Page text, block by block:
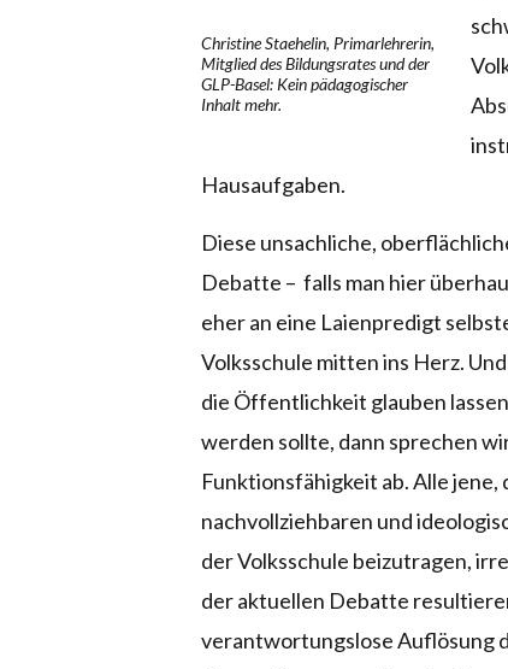
Christine Staehelin, Primarlehrerin,
Mitglied des Bildungsrates und der
GLP-Basel: Kein pädagogischer
Inhalt mehr.
Hausaufgaben.
Diese unsachliche,
Debatte – falls man hier
eher an eine Laienpredigt
Volksschule mitten ins Herz.
die Öffentlichkeit glauben
werden sollte, dann sprechen
Funktionsfähigkeit ab. Alle
nachvollziehbaren und
der Volksschule beizutragen,
der aktuellen Debatte
verantwortungslose Auflösung